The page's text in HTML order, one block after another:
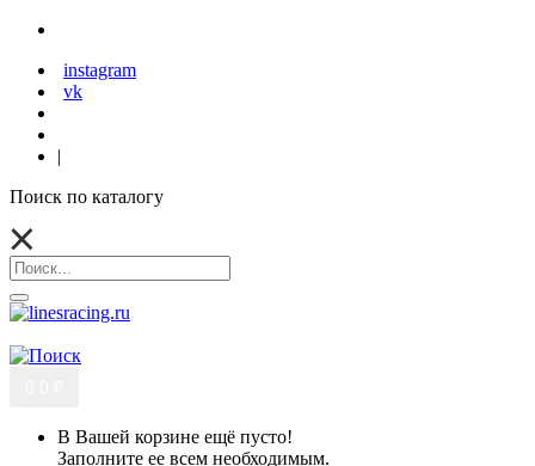
instagram
vk
|
Поиск по каталогу
В Вашей корзине ещё пусто!
Заполните ее всем необходимым.